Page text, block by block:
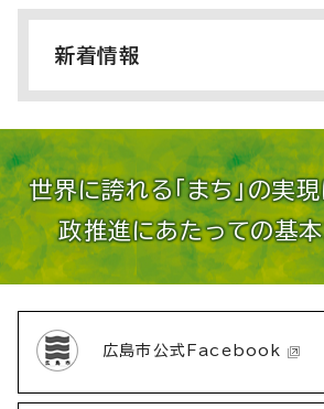
新着情報
世界に誇れる「まち」の実
政推進にあたっての基本
広島市公式Facebook